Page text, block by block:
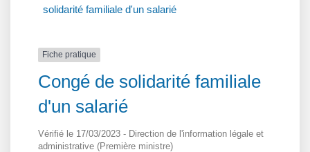
solidarité familiale d'un salarié
Fiche pratique
Congé de solidarité familiale
d'un salarié
Vérifié le 17/03/2023 - Direction de l'information légale et
administrative (Première ministre)